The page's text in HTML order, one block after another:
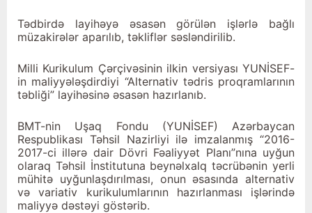
Tədbirdə layihəyə əsasən görülən işlərlə bağlı
müzakirələr aparılıb, təkliflər səsləndirilib.
Milli Kurikulum Çərçivəsinin ilkin versiyası YUNİSEF-
in maliyyələşdirdiyi “Alternativ tədris proqramlarının
təbliği” layihəsinə əsasən hazırlanıb.
BMT-nin Uşaq Fondu (YUNİSEF) Azərbaycan
Respublikası Təhsil Nazirliyi ilə imzalanmış “2016-
2017-ci illərə dair Dövri Fəaliyyət Planı”nına uyğun
olaraq Təhsil İnstitutuna beynəlxalq təcrübənin yerli
mühitə uyğunlaşdırılması, onun əsasında alternativ
və variativ kurikulumlarının hazırlanması işlərində
maliyyə dəstəyi göstərib.